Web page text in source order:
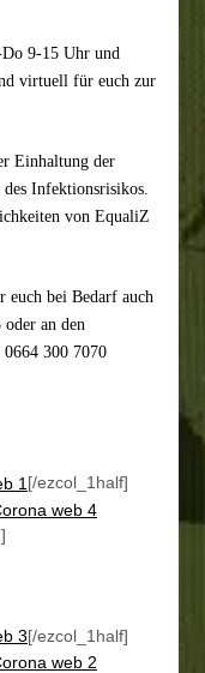
Do 9-15 Uhr und
virtuell für euch zur
Einhaltung der
Infektionsrisikos.
von EqualiZ
euch bei Bedarf auch
an den
300 7070
[/ezcol_1half]
[/ezcol_1half]